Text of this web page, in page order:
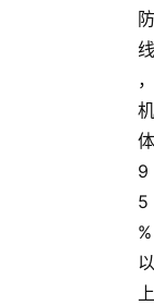
防
线
，
机
体
9
5
%
以
上